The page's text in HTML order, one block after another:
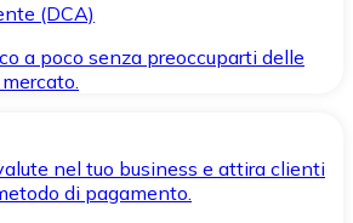
(DCA)
a poco senza preoccuparti delle
nel tuo business e attira clienti
di pagamento.